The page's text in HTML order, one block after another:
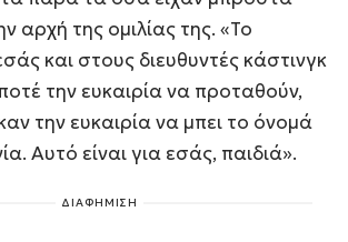
αρχή της ομιλίας της. «Το
και στους διευθυντές κάστινγκ
την ευκαιρία να προταθούν,
την ευκαιρία να μπει το όνομά
Αυτό είναι για εσάς, παιδιά».
ΔΙΑΦΗΜΙΣΗ